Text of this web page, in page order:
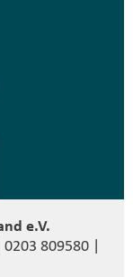
e.V.
809580 |